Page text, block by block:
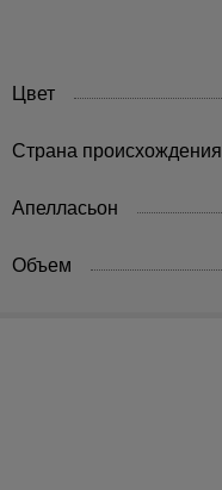
Цвет
Страна происхождения
Апелласьон
Объем